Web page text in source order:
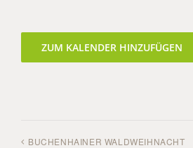
ZUM KALENDER HINZUFÜGEN
BUCHENHAINER WALDWEIHNACHT